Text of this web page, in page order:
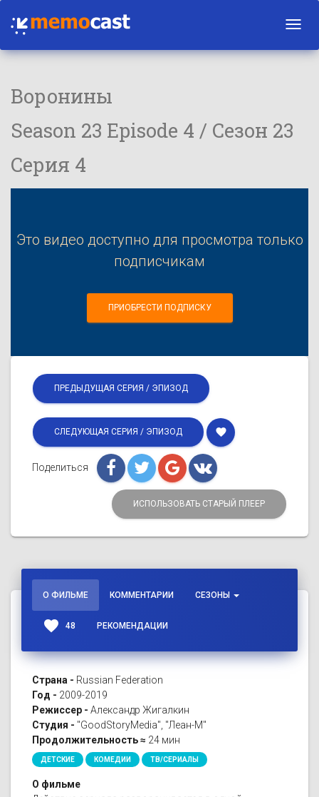
Воронины
Season 23 Episode 4 / Сезон 23
Серия 4
Это видео доступно для просмотра только
подписчикам
ПРИОБРЕСТИ ПОДПИСКУ
ПРЕДЫДУЩАЯ СЕРИЯ / ЭПИЗОД
СЛЕДУЮЩАЯ СЕРИЯ / ЭПИЗОД favorite
Поделиться
ИСПОЛЬЗОВАТЬ СТАРЫЙ ПЛЕЕР
О ФИЛЬМЕ КОММЕНТАРИИ СЕЗОНЫ
favorite 48 РЕКОМЕНДАЦИИ
Страна - Russian Federation
Год - 2009-2019
Режиссер - Александр Жигалкин
Студия - "GoodStoryMedia", "Леан-М"
Продолжительность ≈ 24 мин
ДЕТСКИЕ КОМЕДИИ ТВ/СЕРИАЛЫ
О фильме